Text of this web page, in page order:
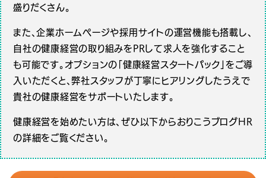
盛りだくさん。
また、企業ホームページや採用サイトの運営機能も搭載し、
自社の健康経営の取り組みをPRして求人を強化すること
も可能です。オプションの「健康経営スタートパック」をご導
入いただくと、弊社スタッフが丁寧にヒアリングしたうえで
貴社の健康経営をサポートいたします。
健康経営を始めたい方は、ぜひ以下からおりこうブログHR
の詳細をご覧ください。